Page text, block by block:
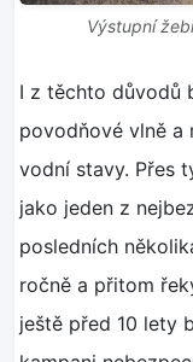
Výstupní
I z těchto důvodů
povodňové vlně a
vodní stavy. Přes
jako jeden z
posledních
ročně a přitom
ještě před 10 lety